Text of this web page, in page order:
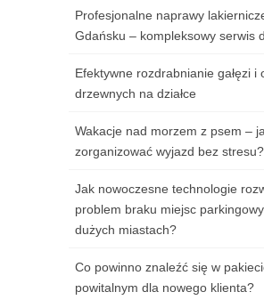
Profesjonalne naprawy
Gdańsku – kompleksowy serwis
Efektywne rozdrabnianie gałęzi i
drzewnych na działce
Wakacje nad morzem z psem –
zorganizować wyjazd bez stresu?
Jak nowoczesne technologie
problem braku miejsc
dużych miastach?
Co powinno znaleźć się w
powitalnym dla nowego klienta?